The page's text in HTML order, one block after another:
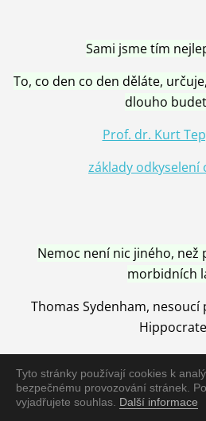
Tyto stránky používají cookies k
bezpečnému provozování stránek.
vyjadřujete souhlas. Další informace
Sami jsme tím
To, co den co den děláte,
dlouho
Prof. dr. Kurt
základy odkyselení
Nemoc není nic jiného, než
morbidních
Thomas Sydenham,
Nemoc je vyléčena jen pomocí